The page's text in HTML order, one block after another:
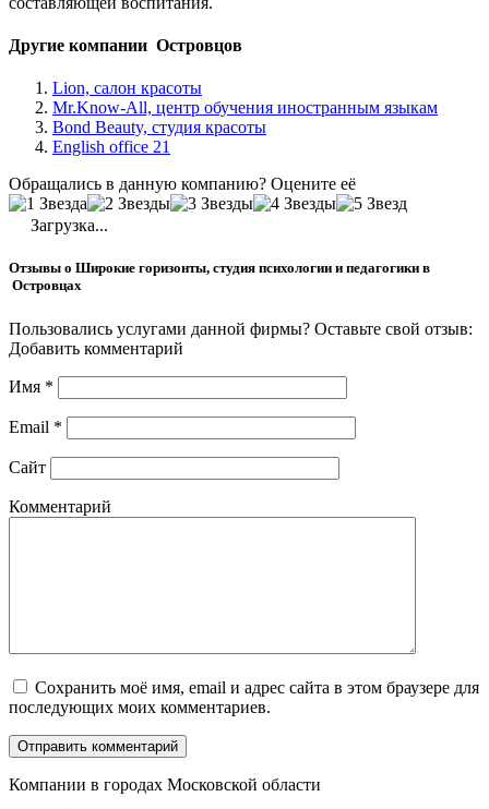
Другие компании Островцов
Lion, салон красоты
Mr.Know-All, центр обучения иностранным языкам
Bond Beauty, студия красоты
English office 21
Обращались в данную компанию? Оцените её
Загрузка...
Отзывы о Широкие горизонты, студия психологии и педагогики в
Островцах
Пользовались услугами данной фирмы? Оставьте свой отзыв:
Добавить комментарий
Имя *
Email *
Сайт
Комментарий
Сохранить моё имя, email и адрес сайта в этом браузере для
последующих моих комментариев.
Компании в городах Московской области